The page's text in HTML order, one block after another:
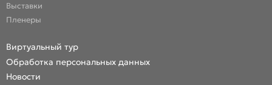
Выставки
Пленеры
Виртуальный тур
Обработка персональных данных
Новости